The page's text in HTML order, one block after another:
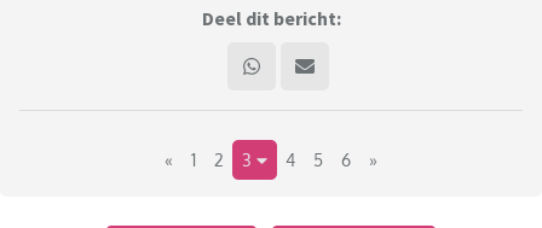
Deel dit bericht:
« 1 2 3 4 5 6 »